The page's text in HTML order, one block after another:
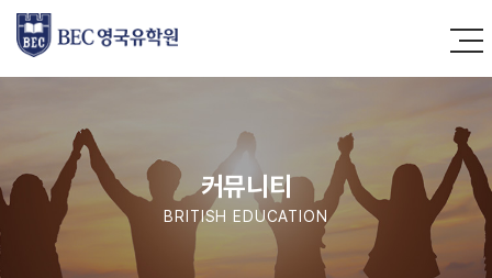
커뮤니티
BRITISH EDUCATION